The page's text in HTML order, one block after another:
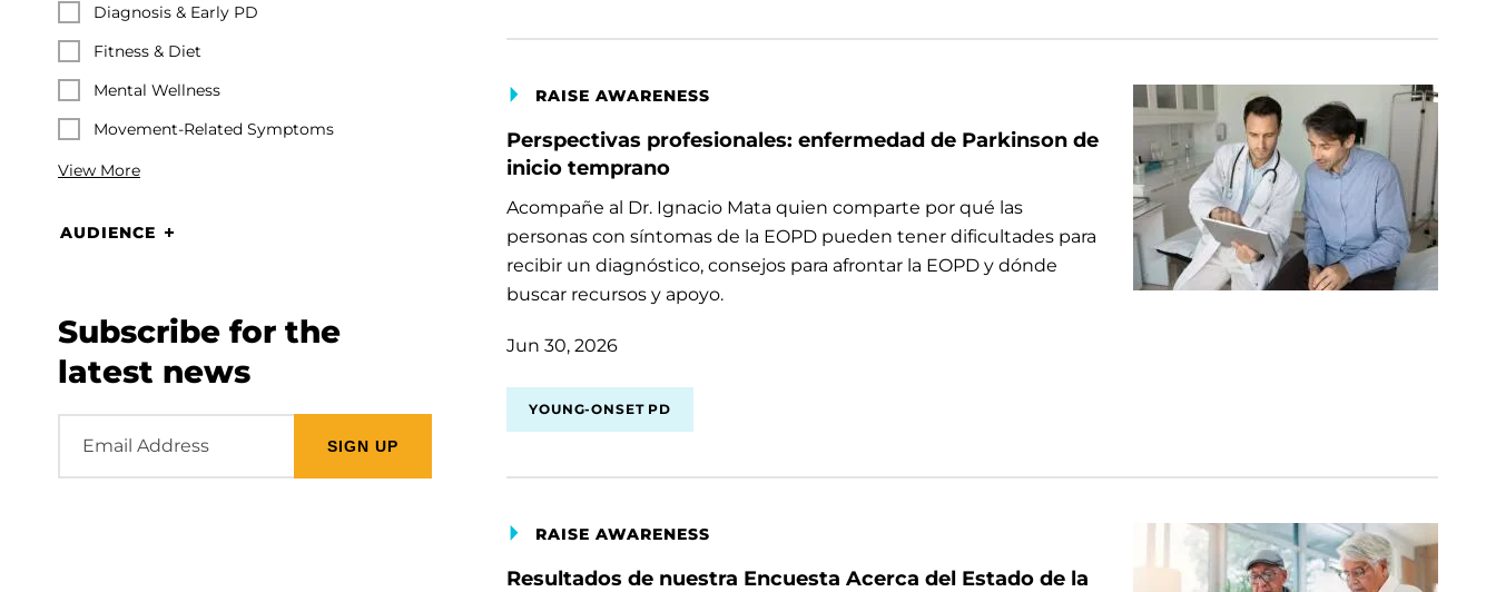
Diagnosis & Early PD
Fitness & Diet
Mental Wellness
Movement-Related Symptoms
View More
AUDIENCE
RAISE AWARENESS
Perspectivas profesionales: enfermedad de Parkinson de
inicio temprano
Acompañe al Dr. Ignacio Mata quien comparte por qué las
personas con síntomas de la EOPD pueden tener dificultades para
recibir un diagnóstico, consejos para afrontar la EOPD y dónde
buscar recursos y apoyo.
Jun 30, 2026
YOUNG-ONSET PD
RAISE AWARENESS
Resultados de nuestra Encuesta Acerca del Estado de la
Subscribe for the
latest news
Address